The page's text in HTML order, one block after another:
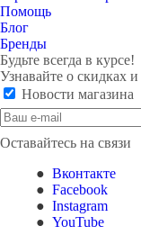
Помощь
Блог
Бренды
Будьте всегда в курсе!
Узнавайте о скидках
Новости магазина
Оставайтесь на связи
Вконтакте
Facebook
Instagram
YouTube